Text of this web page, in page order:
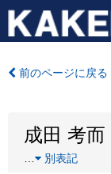
前のページに戻る
成田 考而
別表記